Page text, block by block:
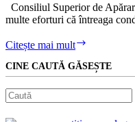
Consiliul Superior de
multe eforturi că întreaga
Citește mai mult
trăiește,
e
șef
la
CINE CAUTĂ GĂSEȘTE